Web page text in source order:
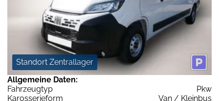
Standort Zentrallager
Allgemeine Daten:
Fahrzeugtyp
Pkw
Karosserieform
Van / Kleinbus